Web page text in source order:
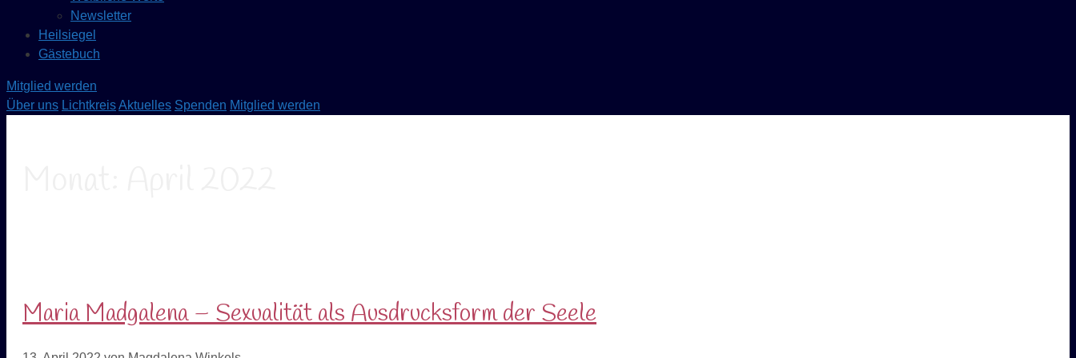
Newsletter
Heilsiegel
Gästebuch
Mitglied werden
Über uns LichtkreisAktuelles Spenden Mitglied werden
Maria Madgalena – Sexualität als Ausdrucksform der Seele